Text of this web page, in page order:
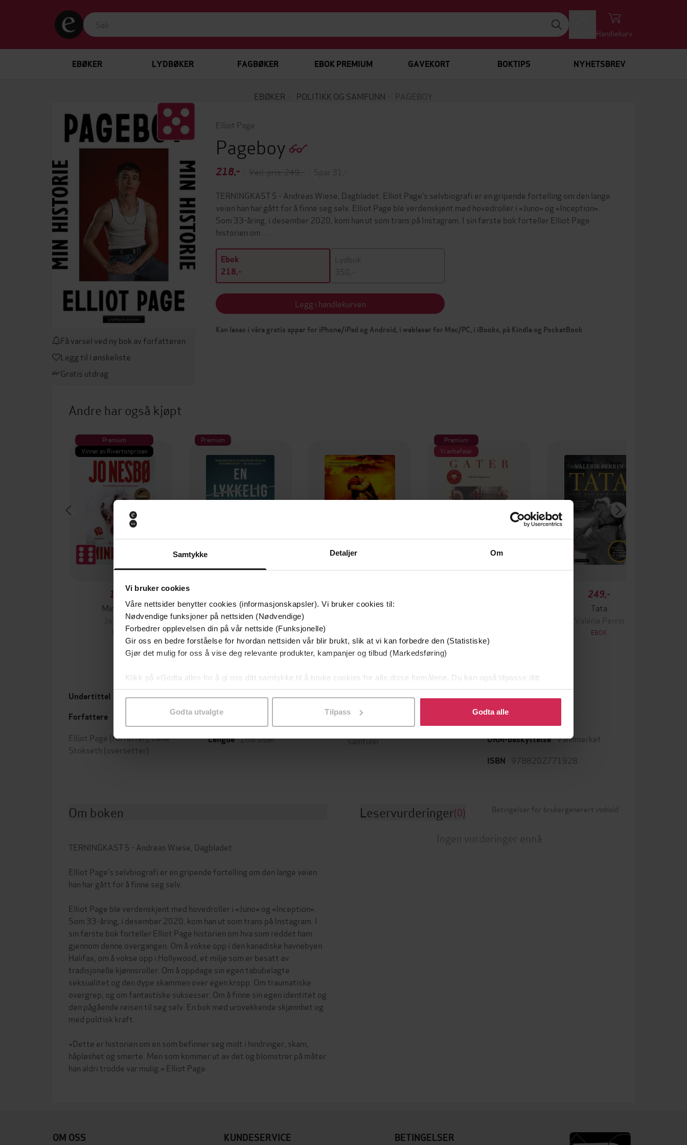
Samtykke Detaljer Om
Vi bruker cookies
Våre nettsider benytter cookies (informasjonskapsler). Vi bruker cookies til:
Nødvendige funksjoner på nettsiden (Nødvendige)
Forbedrer opplevelsen din på vår nettside (Funksjonelle)
Gir oss en bedre forståelse for hvordan nettsiden vår blir brukt, slik at vi kan forbedre den (Statistiske)
Gjør det mulig for oss å vise deg relevante produkter, kampanjer og tilbud (Markedsføring)
Klikk på «Godta alle» for å gi oss ditt samtykke til å bruke cookies for alle disse formålene. Du kan også tilpasse ditt
samtykke til spesifikke formål ved å klikke på «Tilpass». Du kan når som helst trekke tilbake eller endre ditt samtykke.
Godta utvalgte Tilpass Godta alle
Handlekurv
EBØKER LYDBØKER FAGBØKER EBOK PREMIUM GAVEKORT BOKTIPS NYHETSBREV
EBØKER POLITIKK OG SAMFUNN PAGEBOY
Få varsel ved ny bok av forfatteren
Legg til i ønskeliste
Gratis utdrag
Elliot Page
Pageboy
218,- Veil. pris: 249,-
Spar 31,-
TERNINGKAST 5 - Andreas Wiese, Dagbladet. Elliot Page’s selvbiografi er en gripende fortelling om den lange
veien han har gått for å finne seg selv. Elliot Page ble verdenskjent med hovedroller i «Juno» og «Inception».
Som 33-åring, i desember 2020, kom han ut som trans på Instagram. I sin første bok forteller Elliot Page
historien om …
Ebok
218,-
Lydbok
350,-
Legg i handlekurven
Kan leses i våre gratis apper for iPhone/iPad og Android, i webleser for Mac/PC, i iBooks, på Kindle og PocketBook
Andre har også kjøpt
Premium
Vinner av Rivertonprisen
199,-
Minnesota
Jo Nesbø
EBOK
Premium
En lykkelig familie
Stian Hjelvin Andersen
EBOK
Ingen
Premium
Vi anbefaler
249,-
Tata
Valérie Perrin
EBOK
Undertittel min historie
Forfattere
Elliot Page (forfatter),Lene
Stokseth (oversetter)
Forlag Cappelen Damm
Utgitt
Lengde 268sider
Sjanger
Kunst og kultur
Dokumentar og fakta,Politikk og
samfunn
Språk Bokmål
Format
DRM-beskyttelse Vannmerket
ISBN 9788202771928
Om boken
TERNINGKAST 5 - Andreas Wiese, Dagbladet.
Elliot Page’s selvbiografi er en gripende fortelling om den lange veien
han har gått for å finne seg selv.
Elliot Page ble verdenskjent med hovedroller i «Juno» og «Inception».
Som 33-åring, i desember 2020, kom han ut som trans på Instagram. I
sin første bok forteller Elliot Page historien om hva som reddet ham
gjennom denne overgangen. Om å vokse opp i den kanadiske havnebyen
Halifax, om å vokse opp i Hollywood, et miljø som er besatt av
tradisjonelle kjønnsroller. Om å oppdage sin egen tabubelagte
seksualitet og den dype skammen over egen kropp. Om traumatiske
overgrep, og om fantastiske suksesser. Om å finne sin egen identitet og
den pågående reisen til seg selv. En bok med urovekkende skjønnhet og
med politisk kraft.
«Dette er historien om en som befinner seg midt i hindringer, skam,
håpløshet og smerte. Men som kommer ut av det og blomstrer på måter
han aldri trodde var mulig.» Elliot Page
Leservurderinger(0) Betingelser for brukergenerert innhold
Ingen vurderinger ennå
OM OSS KUNDESERVICE BETINGELSER